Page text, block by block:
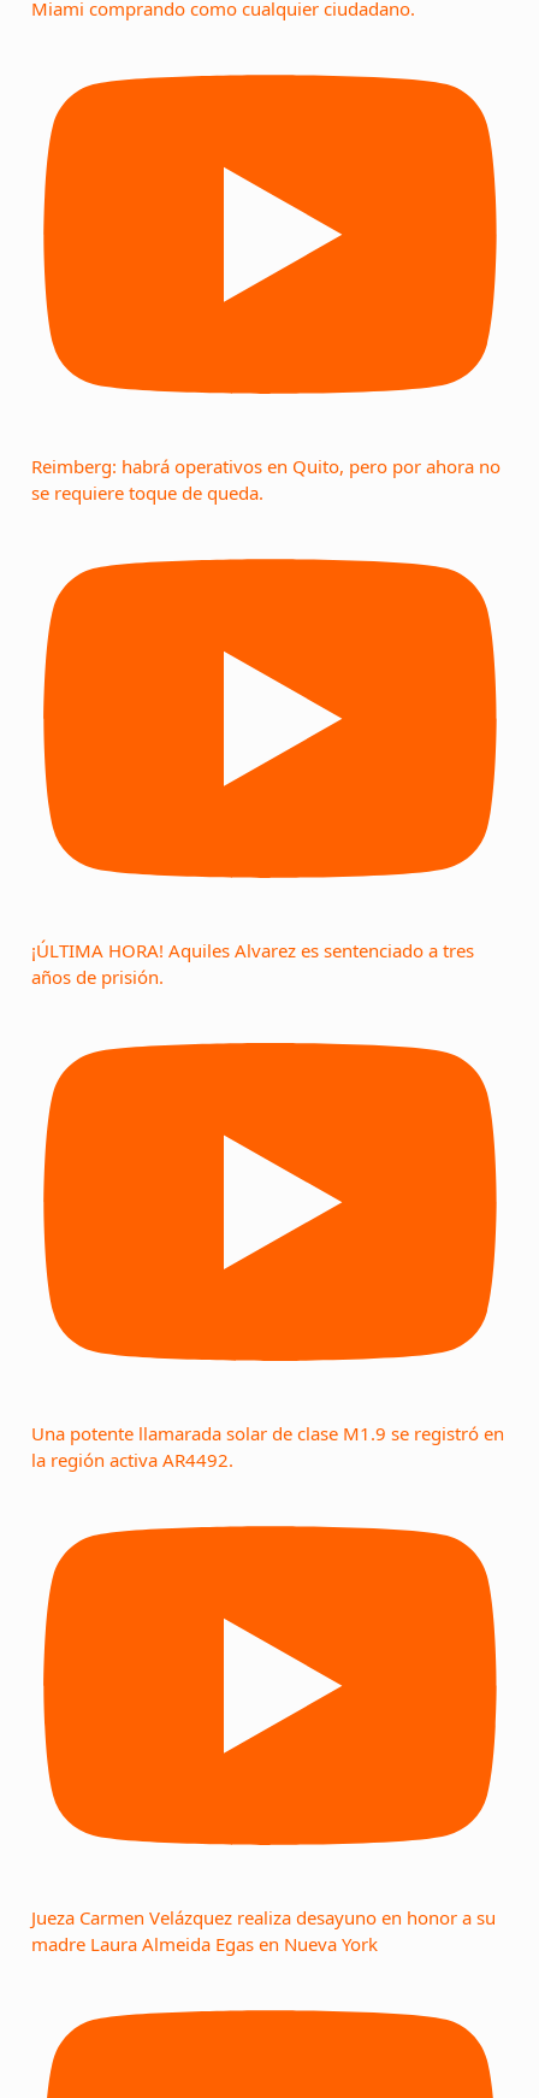
Miami comprando como cualquier ciudadano.
Reimberg: habrá operativos en Quito, pero por ahora no
se requiere toque de queda.
¡ÚLTIMA HORA! Aquiles Alvarez es sentenciado a tres
años de prisión.
Una potente llamarada solar de clase M1.9 se registró en
la región activa AR4492.
Jueza Carmen Velázquez realiza desayuno en honor a su
madre Laura Almeida Egas en Nueva York